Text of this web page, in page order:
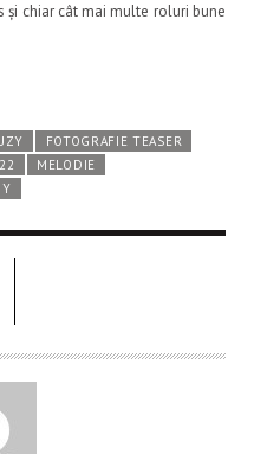
și chiar cât mai multe roluri bune
FOTOGRAFIE TEASER
MELODIE